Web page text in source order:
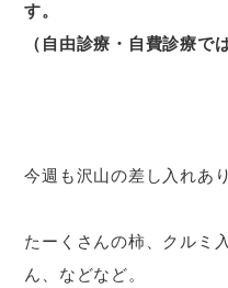
す。
（自由診療・自費診療で
今週も沢山の差し入れあ
たーくさんの柿、クルミ
ん、などなど。